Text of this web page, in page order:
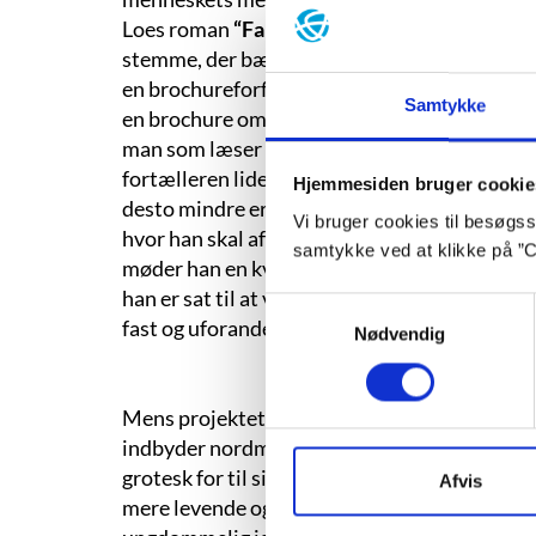
Samtykke
Hjemmesiden bruger
Vi bruger cookies til
samtykke ved at klikke på
Samtykkevalg
Nødvendig
Afvis
Loes roman “Fakta om Finland”
stemme, der bærer fortællingen, blevet mere
en brochureforfatter, der er blevet engageret
en brochure om Finland – et land han
man som læser derimod får indblik i, er den
fortælleren lider under. For vand er
desto mindre er det netop, hvad
hvor han skal afhente sin bil, der for tredje
møder han en kvinde, der igangsætter
han er sat til at varetage, ja, i hans
fast og uforanderlig tilstand.
Mens projektet med at fremstille fakta om
indbyder nordmænd til at gøre Finland til
grotesk for til sidst at gå op i flammer, bliver
mere levende og tager ansvar for kvindens